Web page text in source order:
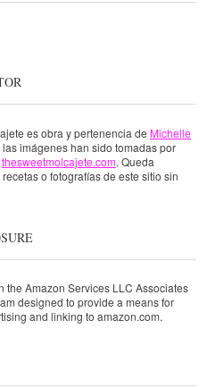
es obra y pertenencia de Michelle
imágenes han sido tomadas por
thesweetmolcajete.com. Queda
o fotografías de este sitio sin
the Amazon Services LLC Associates
designed to provide a means for
and linking to amazon.com.